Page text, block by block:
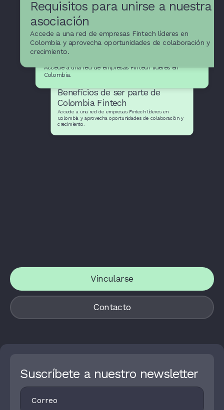
Beneficios de ser parte de
Colombia Fintech
Accede a una red de empresas Fintech líderes en
Colombia y aprovecha oportunidades de colaboración y
crecimiento.
Requisitos para unirse a nuestra
asociación
Accede a una red de empresas Fintech líderes en
Colombia y aprovecha oportunidades de colaboración y
crecimiento.
Recursos y apoyo para
empresas Fintech
Accede a una red de empresas Fintech líderes en
Colombia.
Contacto
Vincularse
Suscríbete a nuestro newsletter
Footer
Newsletter
I